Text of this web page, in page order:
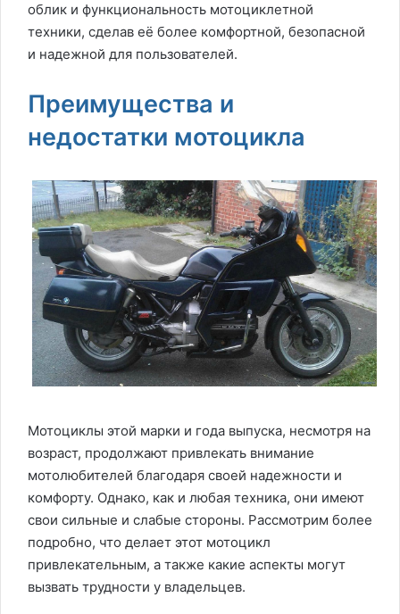
облик и функциональность мотоциклетной
техники, сделав её более комфортной, безопасной
и надежной для пользователей.
Преимущества и
недостатки мотоцикла
Мотоциклы этой марки и года выпуска, несмотря на
возраст, продолжают привлекать внимание
мотолюбителей благодаря своей надежности и
комфорту. Однако, как и любая техника, они имеют
свои сильные и слабые стороны. Рассмотрим более
подробно, что делает этот мотоцикл
привлекательным, а также какие аспекты могут
вызвать трудности у владельцев.